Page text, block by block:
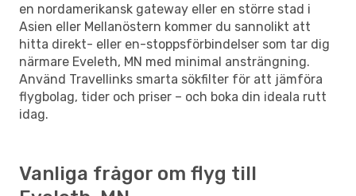
en nordamerikansk gateway eller en större stad i
Asien eller Mellanöstern kommer du sannolikt att
hitta direkt- eller en-stoppsförbindelser som tar dig
närmare Eveleth, MN med minimal ansträngning.
Använd Travellinks smarta sökfilter för att jämföra
flygbolag, tider och priser – och boka din ideala rutt
idag.
Vanliga frågor om flyg till